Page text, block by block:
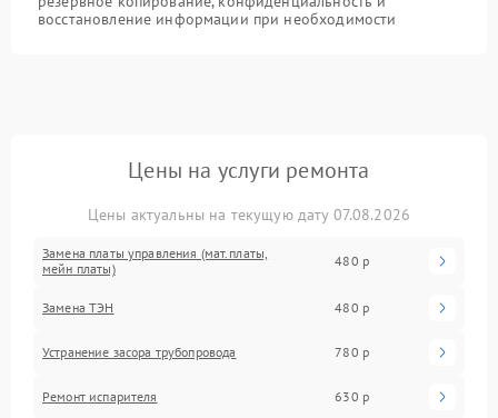
восстановление информации при необходимости
Цены на услуги ремонта
Цены актуальны на текущую дату 07.08.2026
Замена платы управления (мат.платы,
мейн платы)
480 р
Замена ТЭН 480 р
Устранение засора трубопровода 780 р
Ремонт испарителя 630 р